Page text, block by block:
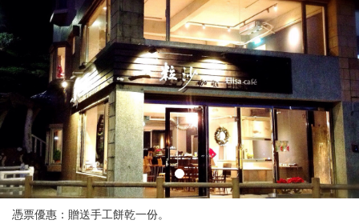
咖
啡
館
-
朱
銘
美憑票優惠：贈送手工餅乾一份。